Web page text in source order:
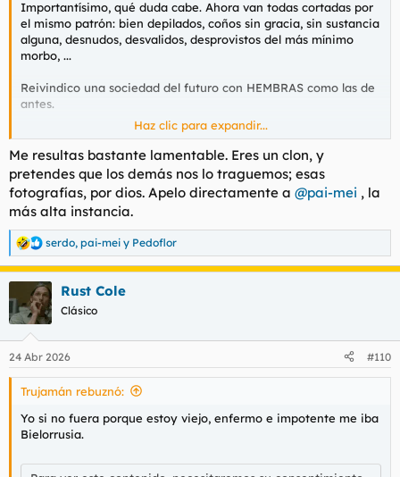
Importantísimo, qué duda cabe. Ahora van todas cortadas por
el mismo patrón: bien depilados, coños sin gracia, sin sustancia
alguna, desnudos, desvalidos, desprovistos del más mínimo
morbo, ...
Reivindico una sociedad del futuro con HEMBRAS como las de
antes.
Ver el archivos adjunto 217770Ver el archivos adjunto 217771Ver
el archivos adjunto 217772Ver el archivos adjunto 217773
archivos adjunto 217774
Ver el archivos adjunto 217775
archivos adjunto 217776Ver el archivos adjunto 217777
Esto creo que es lo único en lo que coincido con el
discapacitado de@Benito, el tonto del Delorean.
Haz clic para expandir...
Me resultas bastante lamentable. Eres un clon, y
pretendes que los demás nos lo traguemos; esas
fotografías, por dios. Apelo directamente a @pai-mei , la
más alta instancia.
R
e
a
c
i
e
s
serdo, pai-mei y Pedoflor
Rust Cole
Clásico
24 Abr 2026 #110
Trujamán rebuznó:
Yo si no fuera porque estoy viejo, enfermo e impotente me iba
Bielorrusia.